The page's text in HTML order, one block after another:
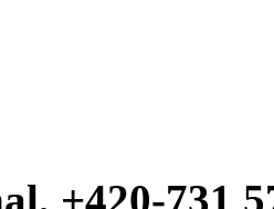
+420-731